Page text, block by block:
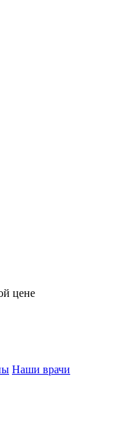
цене
Наши врачи